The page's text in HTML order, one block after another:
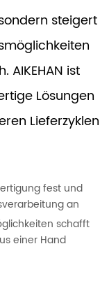
fest und
an
schafft
einer Hand